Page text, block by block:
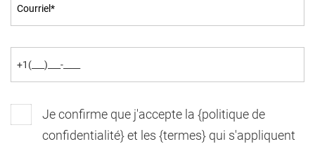
Je confirme que j'accepte la {politique de
confidentialité} et les {termes} qui s'appliquent